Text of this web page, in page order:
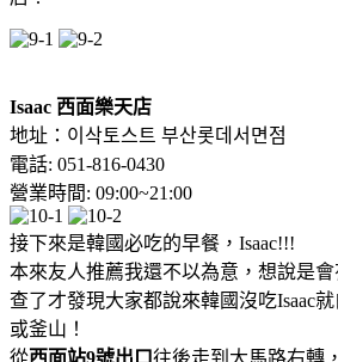
Isaac 西面樂天店
地址：이삭토스트 부산롯데서면점
電話: 051-816-0430
營業時間: 09:00~21:00
接下來是韓國必吃的早餐，Isaac!!!
本來友人推薦我還不以為意，想說是會
查了才發現大家都說來韓國沒吃Isaac
或釜山！
從西面站9號出口往後走到大馬路右轉